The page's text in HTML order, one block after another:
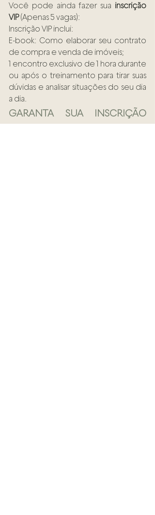
Você pode ainda fazer sua inscrição
VIP (Apenas 5 vagas):
Inscrição VIP inclui:
E-book: Como elaborar seu contrato
de compra e venda de imóveis;
1 encontro exclusivo de 1 hora durante
ou após o treinamento para tirar suas
dúvidas e analisar situações do seu dia
a dia.
GARANTA SUA INSCRIÇÃO